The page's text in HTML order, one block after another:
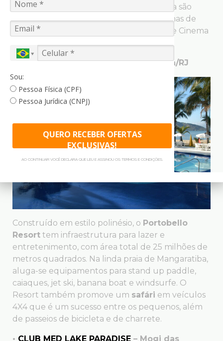
local que são perfeitos para toda a família são
oNatal Luz(com desfiles, shows e queimas de
fogos ao final de cada ano) e o Festival de Cinema
em agosto.
PORTOBELLO RESORT– Mangaratiba/RJ
Construído em estilo polinésio, o Portobello
Resort tem infraestrutura para lazer e
entretenimento, com área total de 25 milhões de
metros quadrados. Na linda praia de Mangaratiba,
aluga-se equipamentos para stand up paddle,
caiaques, jet ski, banana boat e windsurfe. O
Resort também promove um safári em veículos
4X4 que é um sucesso entre os pequenos, além
de passeios de bicicleta e de charrete.
• CLUB MED LAKE PARADISE – Mogi das
Sou:
Pessoa Física (CPF)
Pessoa Jurídica (CNPJ)
QUERO RECEBER OFERTAS
EXCLUSIVAS!
AO CONTINUAR VOCÊ DECLARA QUE LEU E ASSINOU OS TERMOS E CONDIÇÕES.